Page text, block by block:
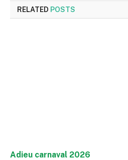
RELATED POSTS
Adieu carnaval 2026